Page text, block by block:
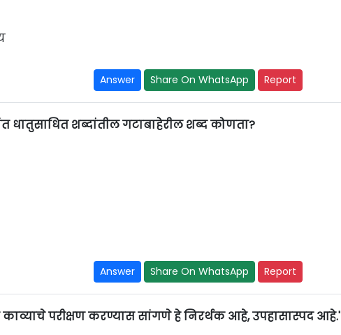
Answer Share On WhatsApp Report
धातुसाधित शब्दांतील गटाबाहेरील शब्द कोणता?
Answer Share On WhatsApp Report
परीक्षण करण्यास सांगणे हे निरर्थक आहे, उपहासास्पद आहे.'